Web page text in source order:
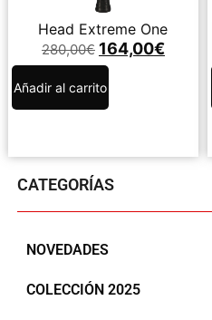
CATEGORÍAS
NOVEDADES
COLECCIÓN 2025
Head Extreme One
280,00€ 164,00€
Añadir al carrito